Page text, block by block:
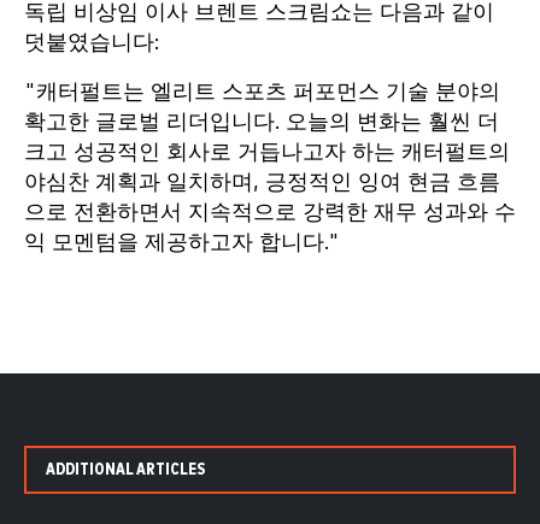
독립 비상임 이사 브렌트 스크림쇼는 다음과 같이
덧붙였습니다:
"캐터펄트는 엘리트 스포츠 퍼포먼스 기술 분야의
확고한 글로벌 리더입니다. 오늘의 변화는 훨씬 더
크고 성공적인 회사로 거듭나고자 하는 캐터펄트의
야심찬 계획과 일치하며, 긍정적인 잉여 현금 흐름
으로 전환하면서 지속적으로 강력한 재무 성과와 수
익 모멘텀을 제공하고자 합니다."
ADDITIONAL ARTICLES